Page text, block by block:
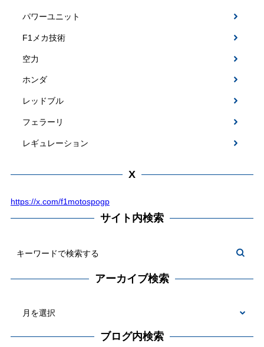
パワーユニット
F1メカ技術
空力
ホンダ
レッドブル
フェラーリ
レギュレーション
X
https://x.com/f1motospogp
サイト内検索
アーカイブ検索
ブログ内検索